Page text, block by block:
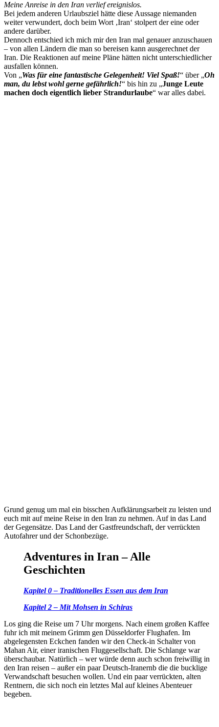
Meine Anreise in den Iran verlief ereignislos.
Bei jedem anderen Urlaubsziel hätte diese Aussage niemanden
weiter verwundert, doch beim Wort ‚Iran‘ stolpert der eine oder
andere darüber.
Dennoch entschied ich mich mir den Iran mal genauer anzuschauen
– von allen Ländern die man so bereisen kann ausgerechnet der
Iran. Die Reaktionen auf meine Pläne hätten nicht unterschiedlicher
ausfallen können.
Von „Was für eine fantastische Gelegenheit! Viel Spaß!“ über „Oh
man, du lebst wohl gerne gefährlich!“ bis hin zu „Junge Leute
machen doch eigentlich lieber Strandurlaube“ war alles dabei.
Grund genug um mal ein bisschen Aufklärungsarbeit zu leisten und
euch mit auf meine Reise in den Iran zu nehmen. Auf in das Land
der Gegensätze. Das Land der Gastfreundschaft, der verrückten
Autofahrer und der Schonbezüge.
Adventures in Iran – Alle
Geschichten
Kapitel 0 – Traditionelles Essen aus dem Iran
Kapitel 2 – Mit Mohsen in Schiras
Los ging die Reise um 7 Uhr morgens. Nach einem großen Kaffee
fuhr ich mit meinem Grimm gen Düsseldorfer Flughafen. Im
abgelegensten Eckchen fanden wir den Check-in Schalter von
Mahan Air, einer iranischen Fluggesellschaft. Die Schlange war
überschaubar. Natürlich – wer würde denn auch schon freiwillig in
den Iran reisen – außer ein paar Deutsch-Iranernb die die bucklige
Verwandschaft besuchen wollen. Und ein paar verrückten, alten
Rentnern, die sich noch ein letztes Mal auf kleines Abenteuer
begeben.